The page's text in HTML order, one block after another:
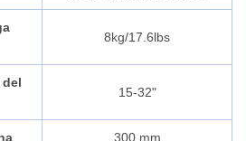
8kg/17.6lbs
del
15-32"
300 mm